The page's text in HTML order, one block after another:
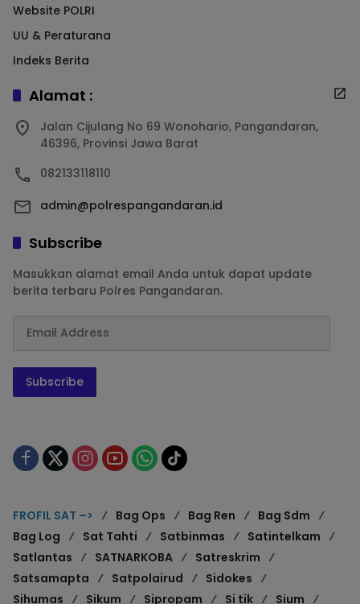
Website POLRI
UU & Peraturana
Indeks Berita
Alamat :
Jalan Cijulang No 69 Wonohario, Pangandaran,
46396, Provinsi Jawa Barat
082133118110
admin@polrespangandaran.id
Subscribe
Masukkan alamat email Anda untuk dapat update
berita terbaru Polres Pangandaran.
Subscribe
FROFIL SAT –> Bag Ops Bag Ren
Bag Sdm
Bag Log
Sat Tahti Satbinmas
Satintelkam
Satlantas
SATNARKOBA
Satreskrim
Satsamapta
Satpolairud
Sidokes
Sihumas
Sikum Sipropam Si tik Sium